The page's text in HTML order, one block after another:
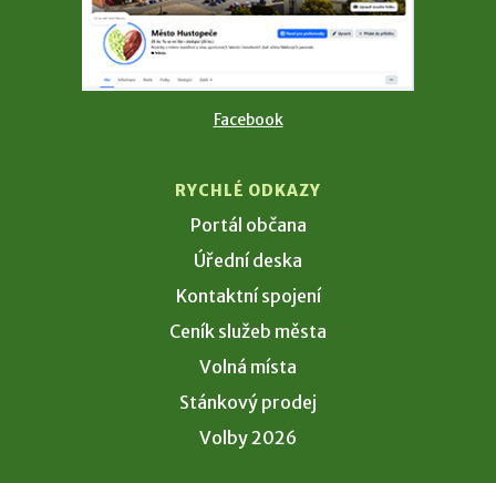
Facebook
RYCHLÉ ODKAZY
Portál občana
Úřední deska
Kontaktní spojení
Ceník služeb města
Volná místa
Stánkový prodej
Volby 2026